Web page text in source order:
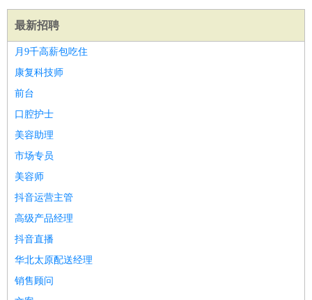
最新招聘
月9千高薪包吃住
康复科技师
前台
口腔护士
美容助理
市场专员
美容师
抖音运营主管
高级产品经理
抖音直播
华北太原配送经理
销售顾问